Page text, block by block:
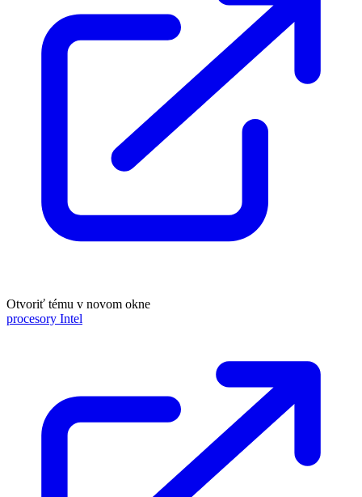
Otvoriť tému v novom okne
procesory Intel